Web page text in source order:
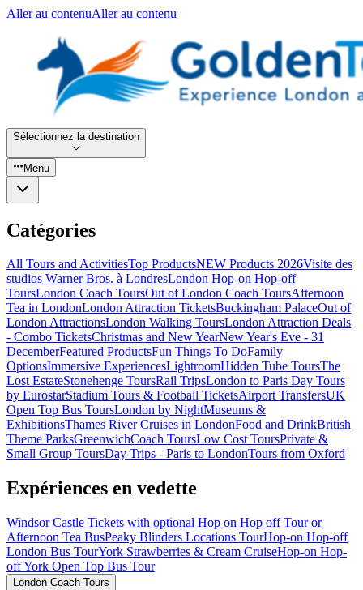
Aller au contenuAller au contenu
Sélectionnez la destination
Menu
Catégories
All Tours and ActivitiesTop ProductsNEW Products 2026Visite des
studios Warner Bros. à LondresLondon Hop-on Hop-off
ToursLondon Coach ToursOut of London Coach ToursAfternoon
Tea in LondonLondon Attraction TicketsBuckingham PalaceOut of
London AttractionsLondon Walking ToursLondon Attraction Deals
- Combo TicketsChristmas and New YearNew Year's Eve - 31
DecemberFeatured ProductsFun Things To DoFamily
OptionsImmersive ExperiencesLightroomHidden Tube ToursThe
Lost EstateStonehenge ToursRail TripsLondon to Paris Day Tours
by EurostarStadium Tours & Football TicketsAirport TransfersUK
Open Top Bus ToursLondon by NightMuseums &
ExhibitionsThames River Cruises in LondonFood and DrinkBritish
Theme ParksGreenwichCoach ToursLow Cost ToursPrivate &
Small Group ToursDay Trips - Paris to LondonTours from Oxford
Expériences en vedette
Windsor Castle Tickets with optional Hop on Hop off Tour or
Afternoon Tea BusPeaky Blinders Locations TourHop-on Hop-off
London Bus TourYork Strawberries & Cream CruiseHop-on Hop-
off York Open Top Bus Tour
London Coach Tours